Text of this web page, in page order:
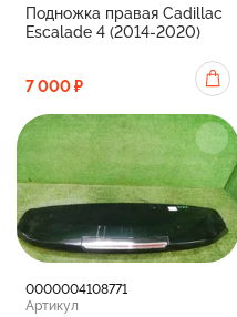
Подножка правая Cadillac
Escalade 4 (2014-2020)
7 000 ₽
0000004108771
Артикул